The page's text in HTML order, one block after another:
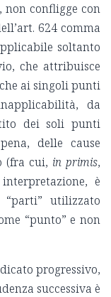
non confligge con
624 comma
soltanto
che attribuisce
ai singoli punti
da
dei soli punti
delle cause
(fra cui, in primis,
è
utilizzato
“punto” e non
progressivo,
successiva è